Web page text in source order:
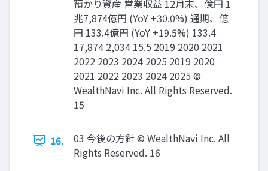
預かり資産 営業収益 12⽉末、億円 1
兆7,874億円 (YoY +30.0%) 通期、億
円 133.4億円 (YoY +19.5%) 133.4
17,874 2,034 15.5 2019 2020 2021
2022 2023 2024 2025 2019 2020
2021 2022 2023 2024 2025 ©
WealthNavi Inc. All Rights Reserved.
15
16.
03 今後の⽅針 © WealthNavi Inc. All
Rights Reserved. 16